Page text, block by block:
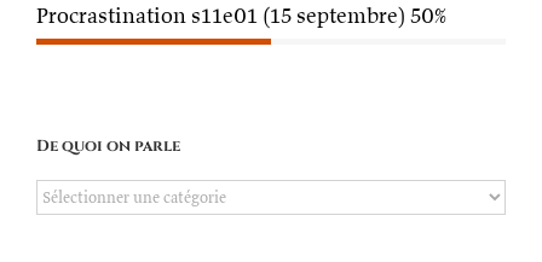
Procrastination s11e01 (15 septembre) 50%
De quoi on parle
De